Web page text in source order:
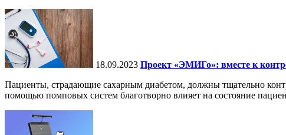
18.09.2023 Проект «ЭМИГо»: вместе к
Пациенты, страдающие сахарным диабетом, должны тщательно
помощью помповых систем благотворно влияет на состояние